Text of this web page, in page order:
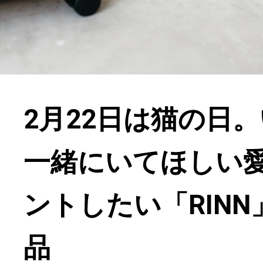
2月22日は猫の日
一緒にいてほしい
ントしたい「
品